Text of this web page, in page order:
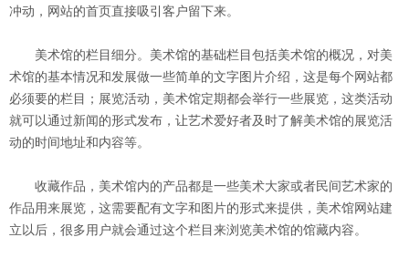
冲动，网站的首页直接吸引客户留下来。
美术馆的栏目细分。美术馆的基础栏目包括美术馆的概况，对美
术馆的基本情况和发展做一些简单的文字图片介绍，这是每个网站都
必须要的栏目；展览活动，美术馆定期都会举行一些展览，这类活动
就可以通过新闻的形式发布，让艺术爱好者及时了解美术馆的展览活
动的时间地址和内容等。
收藏作品，美术馆内的产品都是一些美术大家或者民间艺术家的
作品用来展览，这需要配有文字和图片的形式来提供，美术馆网站建
立以后，很多用户就会通过这个栏目来浏览美术馆的馆藏内容。